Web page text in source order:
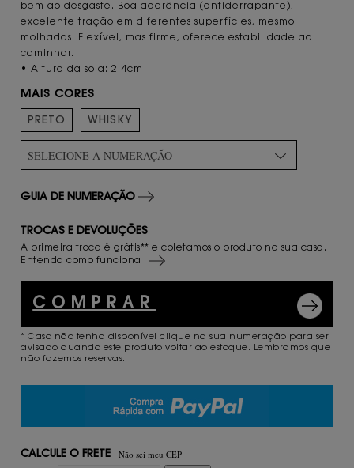
bem ao desgaste. Boa aderência (antiderrapante),
excelente tração em diferentes superfícies, mesmo
molhadas. Flexível, mas firme, oferece estabilidade ao
caminhar.
• Altura da sola: 2.4cm
MAIS CORES
PRETO WHISKY
SELECIONE A NUMERAÇÃO
GUIA DE NUMERAÇÃO
TROCAS E DEVOLUÇÕES
A primeira troca é grátis** e coletamos o produto na sua casa.
Entenda como funciona
COMPRAR
* Caso não tenha disponível clique na sua numeração para ser
avisado quando este produto voltar ao estoque. Lembramos que
não fazemos reservas.
CALCULE O FRETE Não sei meu CEP